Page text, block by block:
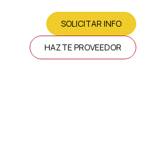
SOLICITAR INFO
HAZTE PROVEEDOR